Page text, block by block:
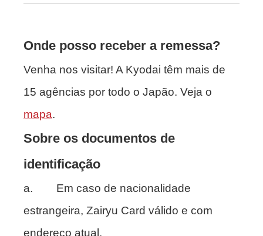
Onde posso receber a remessa?
Venha nos visitar! A Kyodai têm mais de
15 agências por todo o Japão. Veja o
mapa.
Sobre os documentos de
identificação
a. Em caso de nacionalidade
estrangeira, Zairyu Card válido e com
endereço atual.